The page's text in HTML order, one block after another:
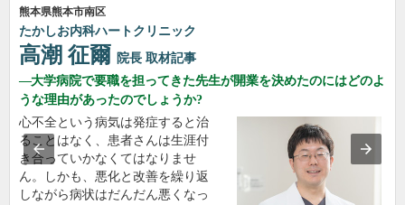
熊本県熊本市南区
たかしお内科ハートクリニック
高潮 征爾 院長 取材記事
大学病院で要職を担ってきた先生が開業を決めたのにはどのよ
うな理由があったのでしょうか?
心不全という病気は発症すると治
ることはなく、患者さんは生涯付
き合っていかなくてはなりませ
ん。しかも、悪化と改善を繰り返
しながら病状はだんだん悪くなっ